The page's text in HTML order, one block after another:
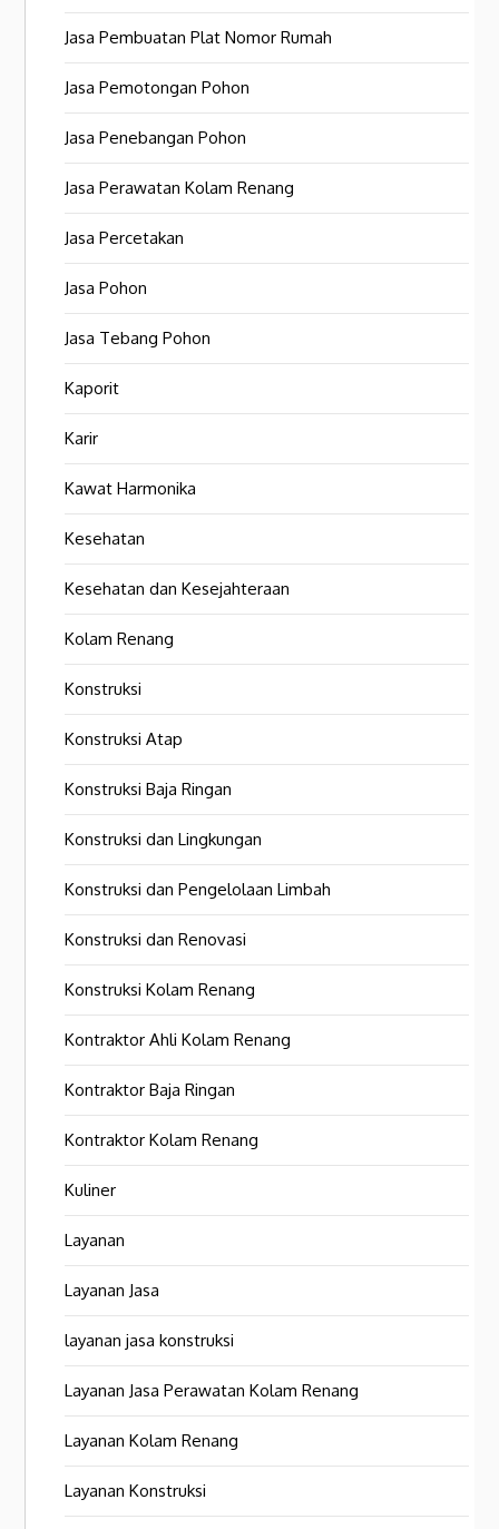
Jasa Pembuatan Plat Nomor Rumah
Jasa Pemotongan Pohon
Jasa Penebangan Pohon
Jasa Perawatan Kolam Renang
Jasa Percetakan
Jasa Pohon
Jasa Tebang Pohon
Kaporit
Karir
Kawat Harmonika
Kesehatan
Kesehatan dan Kesejahteraan
Kolam Renang
Konstruksi
Konstruksi Atap
Konstruksi Baja Ringan
Konstruksi dan Lingkungan
Konstruksi dan Pengelolaan Limbah
Konstruksi dan Renovasi
Konstruksi Kolam Renang
Kontraktor Ahli Kolam Renang
Kontraktor Baja Ringan
Kontraktor Kolam Renang
Kuliner
Layanan
Layanan Jasa
layanan jasa konstruksi
Layanan Jasa Perawatan Kolam Renang
Layanan Kolam Renang
Layanan Konstruksi